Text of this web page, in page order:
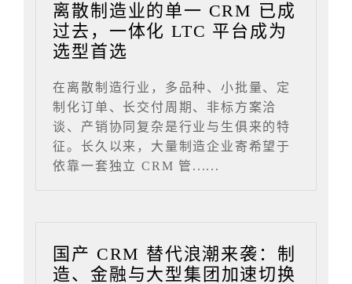
离散制造业的单一 CRM 已成
过去，一体化 LTC 平台成为
选型首选
在离散制造行业，多品种、小批量、定
制化订单、长交付周期、非标方案洽
谈、产销协同复杂是行业与生俱来的特
征。长久以来，大量制造企业寄希望于
依靠一套独立 CRM 管......
国产 CRM 替代浪潮来袭：制
造、金融与大型集团加速切换